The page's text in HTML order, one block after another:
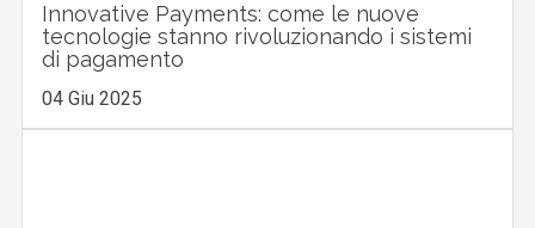
Innovative Payments: come le nuove
tecnologie stanno rivoluzionando i sistemi
di pagamento
04 Giu 2025